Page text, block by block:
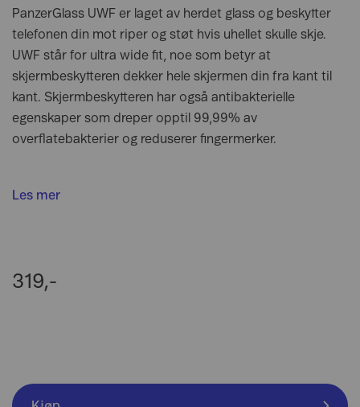
PanzerGlass UWF er laget av herdet glass og beskytter
telefonen din mot riper og støt hvis uhellet skulle skje.
UWF står for ultra wide fit, noe som betyr at
skjermbeskytteren dekker hele skjermen din fra kant til
kant. Skjermbeskytteren har også antibakterielle
egenskaper som dreper opptil 99,99% av
overflatebakterier og reduserer fingermerker.
Les mer
319,-